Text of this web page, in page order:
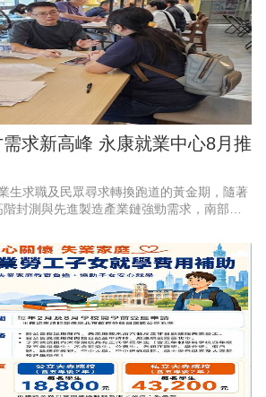
求新高峰 永康就業中心8月推
生求職及民眾尋求轉換跑道的黃金期，隨著
封測與先進製造產業鏈強勁需求，南部科